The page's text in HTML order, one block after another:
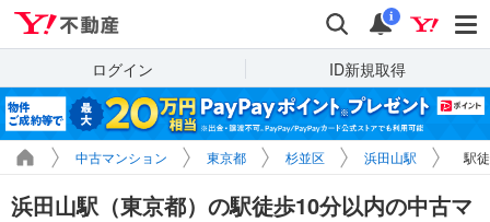
検索 通知
i
ログイン ID新規取得
中古マンション 東京都 杉並区 浜田山駅 駅
浜田山駅（東京都）の駅徒歩10分以内の中古マ